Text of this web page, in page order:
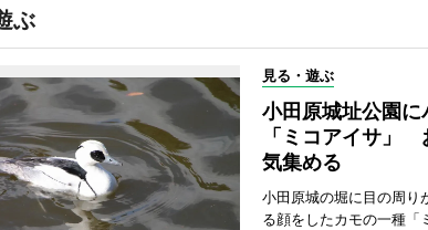
ぶ
見る・遊ぶ
小田原城址公園
「ミコアイサ」
気集める
小田原城の堀に目の周り
る顔をしたカモの一種「